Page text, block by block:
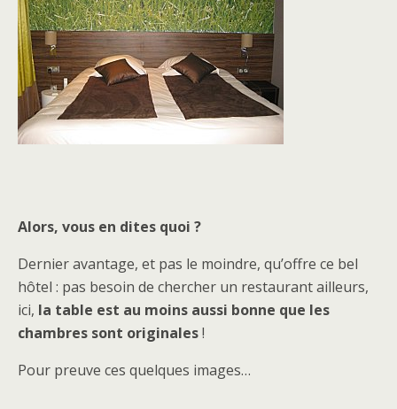
Alors, vous en dites quoi ?
Dernier avantage, et pas le moindre, qu’offre ce bel
hôtel : pas besoin de chercher un restaurant ailleurs,
ici, la table est au moins aussi bonne que les
chambres sont originales!
Pour preuve ces quelques images…